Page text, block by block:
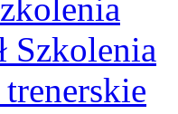
Szkolenia